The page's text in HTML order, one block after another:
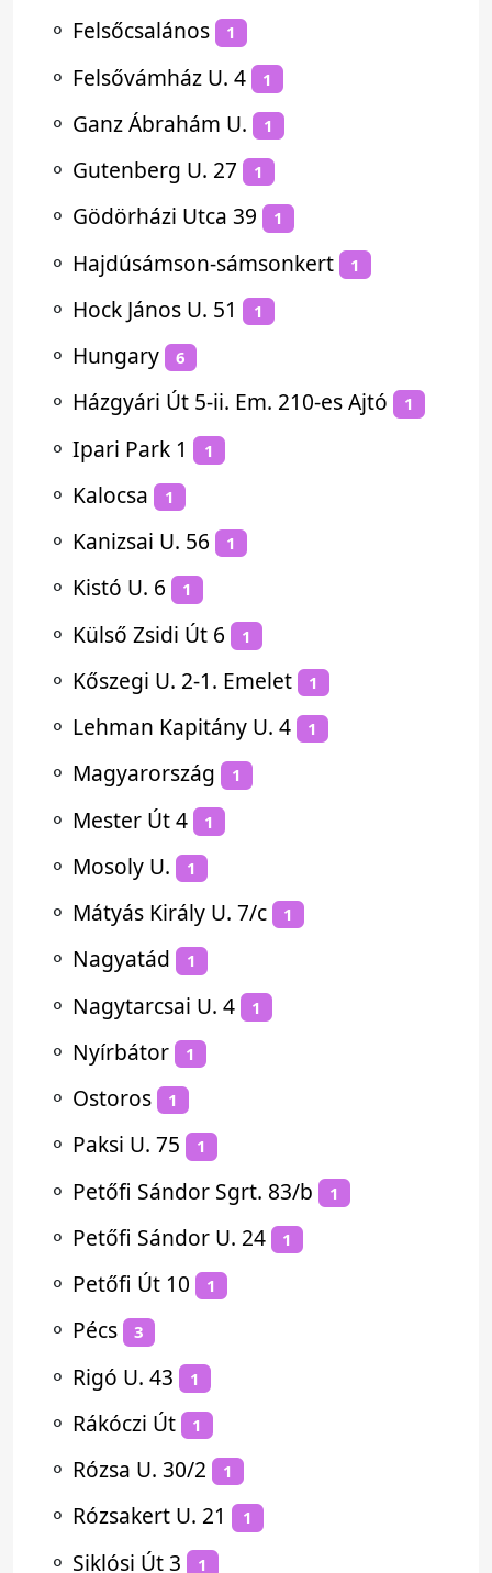
⚬ Felsőcsalános 1
⚬ Felsővámház U. 4 1
⚬ Ganz Ábrahám U. 1
⚬ Gutenberg U. 27 1
⚬ Gödörházi Utca 39 1
⚬ Hajdúsámson-sámsonkert 1
⚬ Hock János U. 51 1
⚬ Hungary 6
⚬ Házgyári Út 5-ii. Em. 210-es Ajtó 1
⚬ Ipari Park 1 1
⚬ Kalocsa 1
⚬ Kanizsai U. 56 1
⚬ Kistó U. 6 1
⚬ Külső Zsidi Út 6 1
⚬ Kőszegi U. 2-1. Emelet 1
⚬ Lehman Kapitány U. 4 1
⚬ Magyarország 1
⚬ Mester Út 4 1
⚬ Mosoly U. 1
⚬ Mátyás Király U. 7/c 1
⚬ Nagyatád 1
⚬ Nagytarcsai U. 4 1
⚬ Nyírbátor 1
⚬ Ostoros 1
⚬ Paksi U. 75 1
⚬ Petőfi Sándor Sgrt. 83/b 1
⚬ Petőfi Sándor U. 24 1
⚬ Petőfi Út 10 1
⚬ Pécs 3
⚬ Rigó U. 43 1
⚬ Rákóczi Út 1
⚬ Rózsa U. 30/2 1
⚬ Rózsakert U. 21 1
⚬ Siklósi Út 3 1